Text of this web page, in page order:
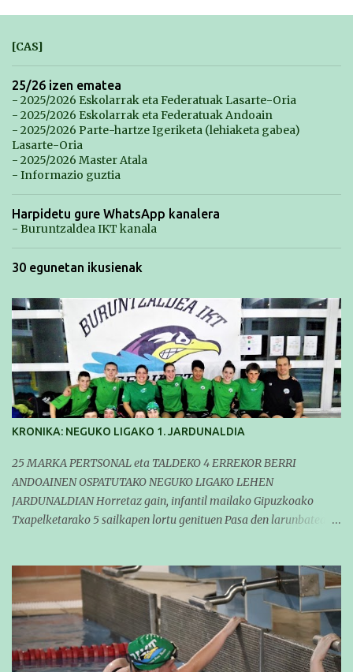
[CAS]
25/26 izen ematea
- 2025/2026 Eskolarrak eta Federatuak Lasarte-Oria
- 2025/2026 Eskolarrak eta Federatuak Andoain
- 2025/2026 Parte-hartze Igeriketa (lehiaketa gabea)
Lasarte-Oria
- 2025/2026 Master Atala
- Informazio guztia
Harpidetu gure WhatsApp kanalera
- Buruntzaldea IKT kanala
30 egunetan ikusienak
KRONIKA: NEGUKO LIGAKO 1. JARDUNALDIA
25 MARKA PERTSONAL eta TALDEKO 4 ERREKOR BERRI
ANDOAINEN OSPATUTAKO NEGUKO LIGAKO LEHEN
JARDUNALDIAN Horretaz gain, infantil mailako Gipuzkoako
Txapelketarako 5 sailkapen lortu genituen Pasa den larunbatean
hartzen. Bertan gure taldeko 16 igerilari aritu ziren. Denboraldiari
hasera ona eman zioten gue taldekideek. Ohikoa den bezela, garai
honetan entrenamendua da jardueraren funtsa eta hori alde
batera utzi gabe ekin zioten beti gogotsu hartzen duten
denboraldiko lehen jardunaldiari. Entrenamenduan buru belarri